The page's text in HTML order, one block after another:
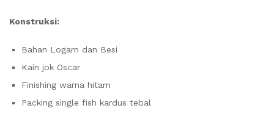
Konstruksi:
Bahan Logam dan Besi
Kain jok Oscar
Finishing warna hitam
Packing single fish kardus tebal